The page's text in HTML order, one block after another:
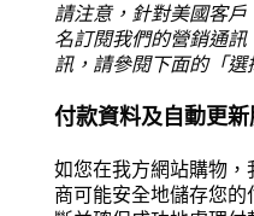
請注意，針對美國客
名訂閱我們的營銷通
訊，請參閱下面的「選
付款資料及自動更
如您在我方網站購物
商可能安全地儲存您